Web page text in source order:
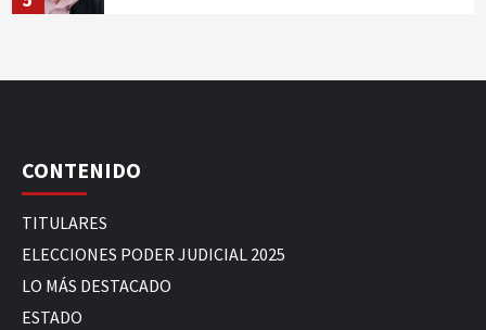
CONTENIDO
TITULARES
ELECCIONES PODER JUDICIAL 2025
LO MÁS DESTACADO
ESTADO